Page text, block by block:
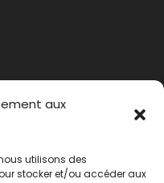
aux
utilisons des
stocker et/ou accéder aux